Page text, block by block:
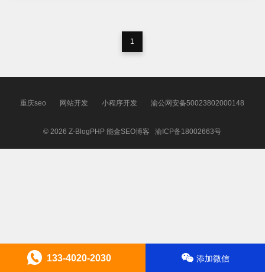
1
重庆seo 网站开发 小程序开发 渝公网安备50023802000148
© 2026Z-BlogPHP 能金SEO博客渝ICP备18002663号
133-4020-2030 添加微信